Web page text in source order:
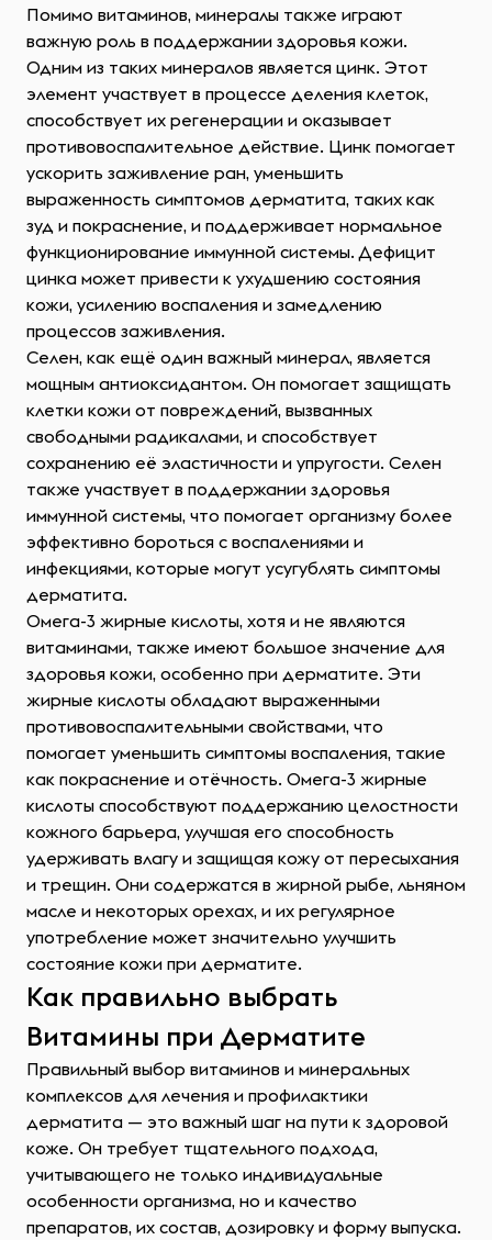
Помимо витаминов, минералы также играют
важную роль в поддержании здоровья кожи.
Одним из таких минералов является цинк. Этот
элемент участвует в процессе деления клеток,
способствует их регенерации и оказывает
противовоспалительное действие. Цинк помогает
ускорить заживление ран, уменьшить
выраженность симптомов дерматита, таких как
зуд и покраснение, и поддерживает нормальное
функционирование иммунной системы. Дефицит
цинка может привести к ухудшению состояния
кожи, усилению воспаления и замедлению
процессов заживления.
Селен, как ещё один важный минерал, является
мощным антиоксидантом. Он помогает защищать
клетки кожи от повреждений, вызванных
свободными радикалами, и способствует
сохранению её эластичности и упругости. Селен
также участвует в поддержании здоровья
иммунной системы, что помогает организму более
эффективно бороться с воспалениями и
инфекциями, которые могут усугублять симптомы
дерматита.
Омега-3 жирные кислоты, хотя и не являются
витаминами, также имеют большое значение для
здоровья кожи, особенно при дерматите. Эти
жирные кислоты обладают выраженными
противовоспалительными свойствами, что
помогает уменьшить симптомы воспаления, такие
как покраснение и отёчность. Омега-3 жирные
кислоты способствуют поддержанию целостности
кожного барьера, улучшая его способность
удерживать влагу и защищая кожу от пересыхания
и трещин. Они содержатся в жирной рыбе, льняном
масле и некоторых орехах, и их регулярное
употребление может значительно улучшить
состояние кожи при дерматите.
Как правильно выбрать
Витамины при Дерматите
Правильный выбор витаминов и минеральных
комплексов для лечения и профилактики
дерматита — это важный шаг на пути к здоровой
коже. Он требует тщательного подхода,
учитывающего не только индивидуальные
особенности организма, но и качество
препаратов, их состав, дозировку и форму выпуска.